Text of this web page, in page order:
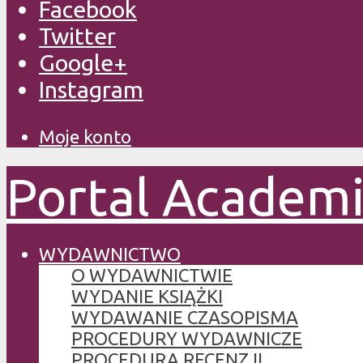
Facebook
Twitter
Google+
Instagram
Moje konto
Portal
WYDAWNICTWO
O WYDAWNICTWIE
WYDANIE KSIĄŻKI
WYDAWANIE CZASOPISMA
PROCEDURY WYDAWNICZE